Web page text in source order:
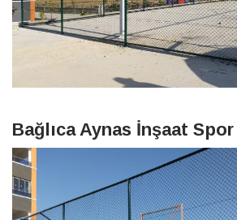
Bağlıca Aynas İnşaat Spor